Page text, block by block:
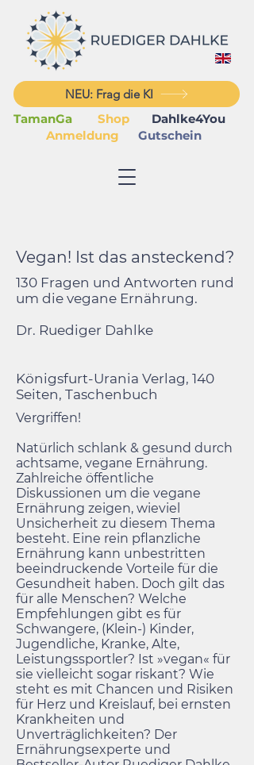
NEU: Frag die KI
TamanGa
Shop
Dahlke4You
Anmeldung
Gutschein
Vegan! Ist das ansteckend?
130 Fragen und Antworten rund
um die vegane Ernährung.
Dr. Ruediger Dahlke
Königsfurt-Urania Verlag, 140
Seiten, Taschenbuch
Vergriffen!
Natürlich schlank & gesund durch
achtsame, vegane Ernährung.
Zahlreiche öffentliche
Diskussionen um die vegane
Ernährung zeigen, wieviel
Unsicherheit zu diesem Thema
besteht. Eine rein pflanzliche
Ernährung kann unbestritten
beeindruckende Vorteile für die
Gesundheit haben. Doch gilt das
für alle Menschen? Welche
Empfehlungen gibt es für
Schwangere, (Klein-) Kinder,
Jugendliche, Kranke, Alte,
Leistungssportler? Ist »vegan« für
sie vielleicht sogar riskant? Wie
steht es mit Chancen und Risiken
für Herz und Kreislauf, bei ernsten
Krankheiten und
Unverträglichkeiten? Der
Ernährungsexperte und